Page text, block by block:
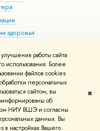
работы сайта
использования. Более
файлов cookies
персональных
сайтом, вы
об
НИУ ВШЭ и согласны
данных. Вы
в настройках Вашего
✖
здоровья
Условия использования
Карта сайта
вШколе дизайна НИУ ВШЭ